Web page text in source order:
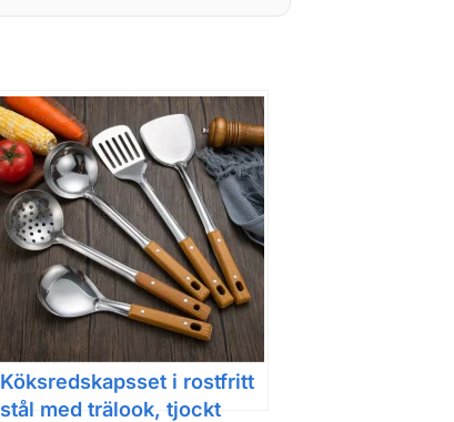
Köksredskapsset i rostfritt
stål med trälook, tjockt